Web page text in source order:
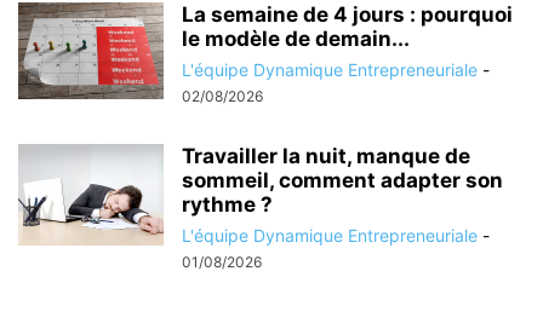
La semaine de 4 jours : pourquoi
le modèle de demain...
L'équipe Dynamique Entrepreneuriale -
02/08/2026
Travailler la nuit, manque de
sommeil, comment adapter son
rythme ?
L'équipe Dynamique Entrepreneuriale -
01/08/2026